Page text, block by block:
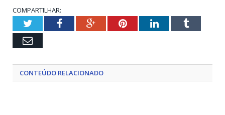
COMPARTILHAR:
TwitterFacebookGoogle+PinterestLinkedInTumblr
Email
CONTEÚDO RELACIONADO